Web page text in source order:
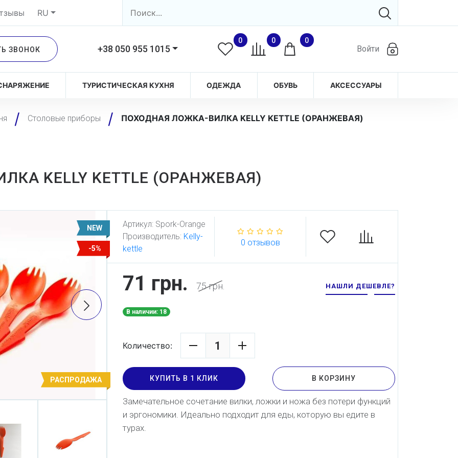
RU
ЗВОНОК +38 050 955 1015
0 0 0
Войти
ТУРИСТИЧЕСКАЯ КУХНЯ ОДЕЖДА ОБУВЬ АКСЕССУАРЫ
Столовые приборы ПОХОДНАЯ ЛОЖКА-ВИЛКА KELLY KETTLE (ОРАНЖЕВАЯ)
KELLY KETTLE (ОРАНЖЕВАЯ)
NEW
-5%
РАСПРОДАЖА
Артикул: Spork-Orange
Производитель: Kelly-
kettle
0 отзывов
71 грн. 75 грн. НАШЛИ ДЕШЕВЛЕ?
В наличии: 18
Количество:
КУПИТЬ В 1 КЛИК В КОРЗИНУ
Замечательное сочетание вилки, ложки и ножа без потери функций
и эргономики. Идеально подходит для еды, которую вы едите в
турах.